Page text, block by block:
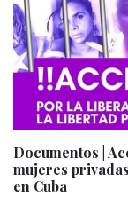
Documentos |
mujeres
en Cuba